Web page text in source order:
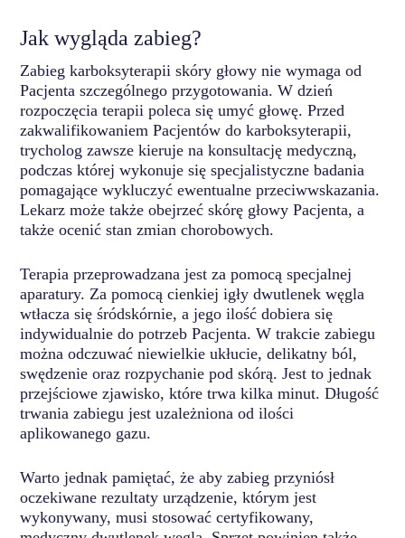
Jak wygląda zabieg?
Zabieg karboksyterapii skóry głowy nie wymaga od
Pacjenta szczególnego przygotowania. W dzień
rozpoczęcia terapii poleca się umyć głowę. Przed
zakwalifikowaniem Pacjentów do karboksyterapii,
trycholog zawsze kieruje na konsultację medyczną,
podczas której wykonuje się specjalistyczne badania
pomagające wykluczyć ewentualne przeciwwskazania.
Lekarz może także obejrzeć skórę głowy Pacjenta, a
także ocenić stan zmian chorobowych.
Terapia przeprowadzana jest za pomocą specjalnej
aparatury. Za pomocą cienkiej igły dwutlenek węgla
wtłacza się śródskórnie, a jego ilość dobiera się
indywidualnie do potrzeb Pacjenta. W trakcie zabiegu
można odczuwać niewielkie ukłucie, delikatny ból,
swędzenie oraz rozpychanie pod skórą. Jest to jednak
przejściowe zjawisko, które trwa kilka minut. Długość
trwania zabiegu jest uzależniona od ilości
aplikowanego gazu.
Warto jednak pamiętać, że aby zabieg przyniósł
oczekiwane rezultaty urządzenie, którym jest
wykonywany, musi stosować certyfikowany,